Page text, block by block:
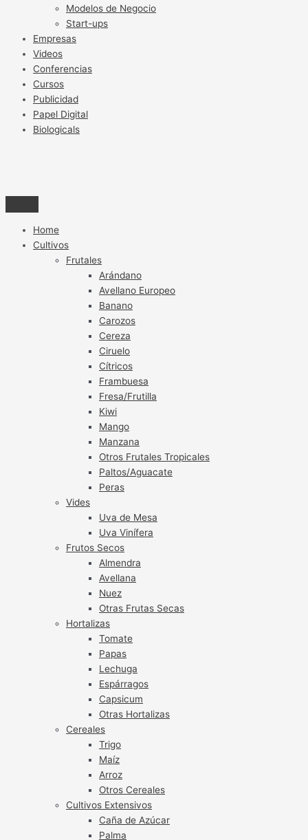
Modelos de Negocio
Start-ups
Empresas
Videos
Conferencias
Cursos
Publicidad
Papel Digital
Biologicals
Home
Cultivos
Frutales
Arándano
Avellano Europeo
Banano
Carozos
Cereza
Ciruelo
Cítricos
Frambuesa
Fresa/Frutilla
Kiwi
Mango
Manzana
Otros Frutales Tropicales
Paltos/Aguacate
Peras
Vides
Uva de Mesa
Uva Vinífera
Frutos Secos
Almendra
Avellana
Nuez
Otras Frutas Secas
Hortalizas
Tomate
Papas
Lechuga
Espárragos
Capsicum
Otras Hortalizas
Cereales
Trigo
Maíz
Arroz
Otros Cereales
Cultivos Extensivos
Caña de Azúcar
Palma